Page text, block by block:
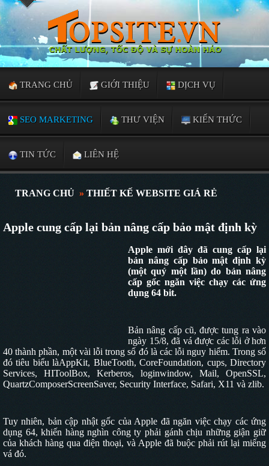
TRANG CHỦ GIỚI THIỆU DỊCH VỤ
SEO MARKETING THƯ VIỆN KIẾN THỨC
TIN TỨC LIÊN HỆ
TRANG CHỦ » THIẾT KẾ WEBSITE GIÁ RẺ
Apple cung cấp lại bản nâng cấp bảo mật định kỳ
Apple mới đây đã cung cấp lại
bản nâng cấp bảo mật định kỳ
(một quý một lần) do bản nâng
cấp gốc ngăn việc chạy các ứng
dụng 64 bit.
Bản nâng cấp cũ, được tung ra vào
ngày 15/8, đã vá được các lỗi ở hơn
40 thành phần, một vài lỗi trong số đó là các lỗi nguy hiểm. Trong số
đó tiêu biểu làAppKit, BlueTooth, CoreFoundation, cups, Directory
Services, HIToolBox, Kerberos, loginwindow, Mail, OpenSSL,
QuartzComposerScreenSaver, Security Interface, Safari, X11 và zlib.
Tuy nhiên, bản cập nhật gốc của Apple đã ngăn việc chạy các ứng
dụng 64, khiến hàng nghìn công ty phải gánh chịu những giận giữ
của khách hàng qua điện thoại, và Apple đã buộc phải rút lại miếng
vá đó.